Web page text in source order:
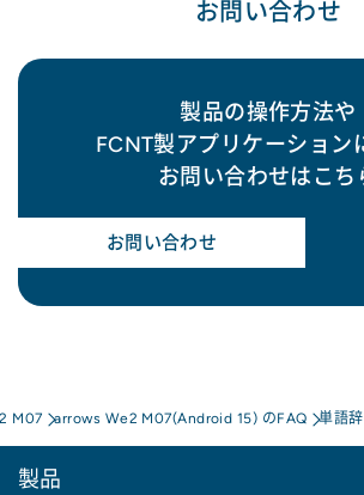
お問い合わせ
製品の操作方法や
FCNT製アプリケーション
お問い合わせはこち
お問い合わせ
M07 arrows We2 M07(Android 15) のFAQ 単語
製品